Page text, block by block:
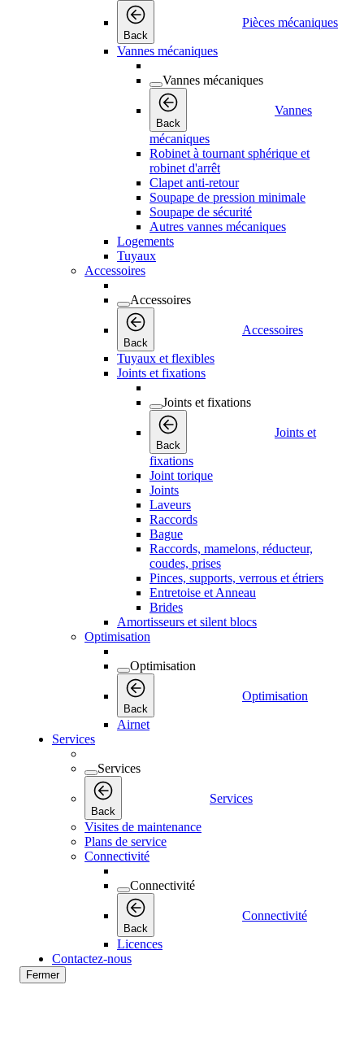
Back
Pièces mécaniques
Vannes mécaniques
Vannes mécaniques
Back
Vannes
mécaniques
Robinet à tournant sphérique et
robinet d'arrêt
Clapet anti-retour
Soupape de pression minimale
Soupape de sécurité
Autres vannes mécaniques
Logements
Tuyaux
Accessoires
Accessoires
Back
Accessoires
Tuyaux et flexibles
Joints et fixations
Joints et fixations
Back
Joints et
fixations
Joint torique
Joints
Laveurs
Raccords
Bague
Raccords, mamelons, réducteur,
coudes, prises
Pinces, supports, verrous et étriers
Entretoise et Anneau
Brides
Amortisseurs et silent blocs
Optimisation
Optimisation
Back
Optimisation
Airnet
Services
Services
Back
Services
Visites de maintenance
Plans de service
Connectivité
Connectivité
Back
Connectivité
Licences
Contactez-nous
Fermer